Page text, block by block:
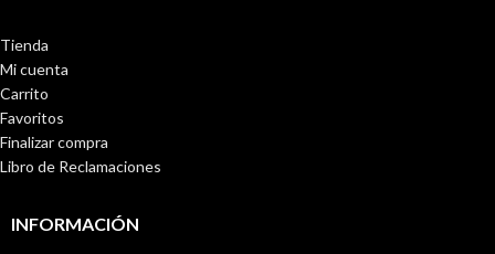
Tienda
Mi cuenta
Carrito
Favoritos
Finalizar compra
Libro de Reclamaciones
INFORMACIÓN